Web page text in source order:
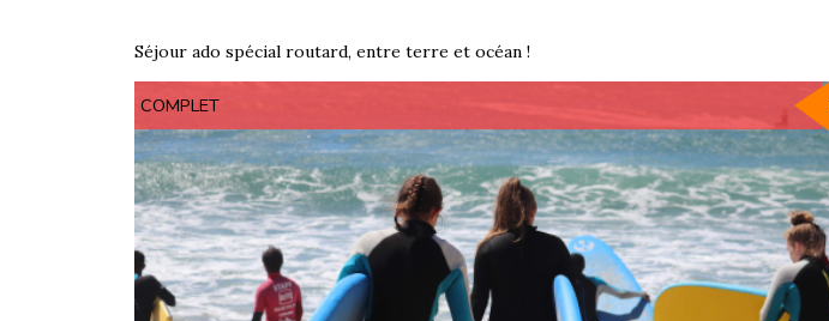
Séjour ado spécial routard, entre terre et océan !
COMPLET